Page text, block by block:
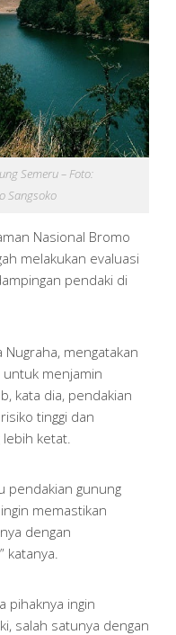
Semeru – Foto:
Sangsoko
Nasional Bromo
melakukan evaluasi
pendaki di
Nugraha, mengatakan
untuk menjamin
kata dia, pendakian
tinggi dan
ketat.
pendakian gunung
memastikan
dengan
katanya.
pihaknya ingin
salah satunya dengan